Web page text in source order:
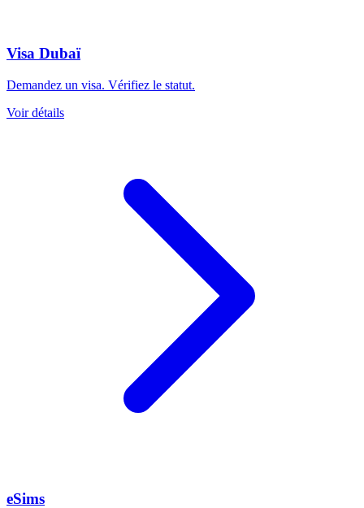
Visa Dubaï
Demandez un visa. Vérifiez le statut.
Voir détails
eSims